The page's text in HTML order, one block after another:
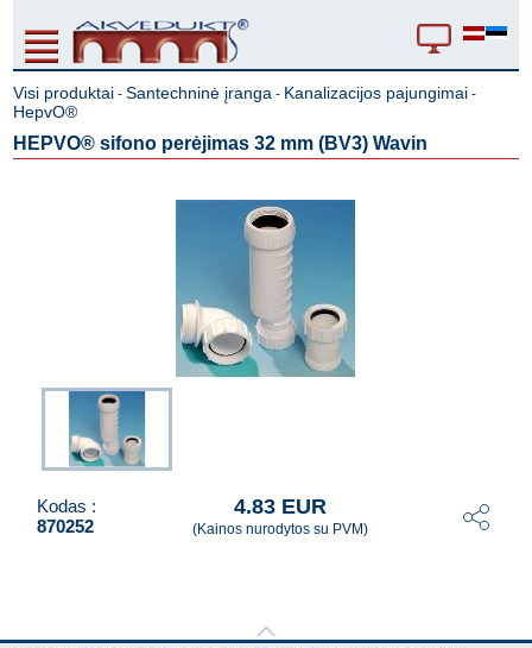
Visi produktai -Santechninė įranga - Kanalizacijos pajungimai -
HepvO®
HEPVO® sifono perėjimas 32 mm (BV3) Wavin
Kodas :
870252
4.83 EUR
(Kainos nurodytos su PVM)